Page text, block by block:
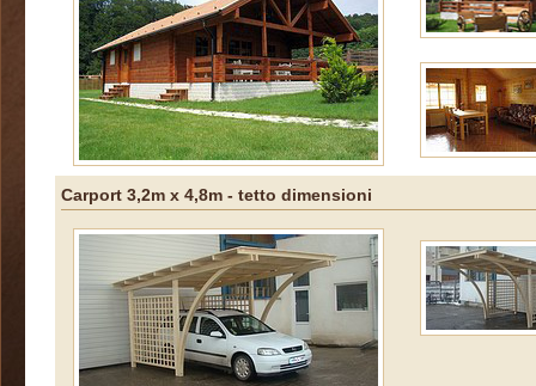
Carport 3,2m x 4,8m - tetto dimensioni